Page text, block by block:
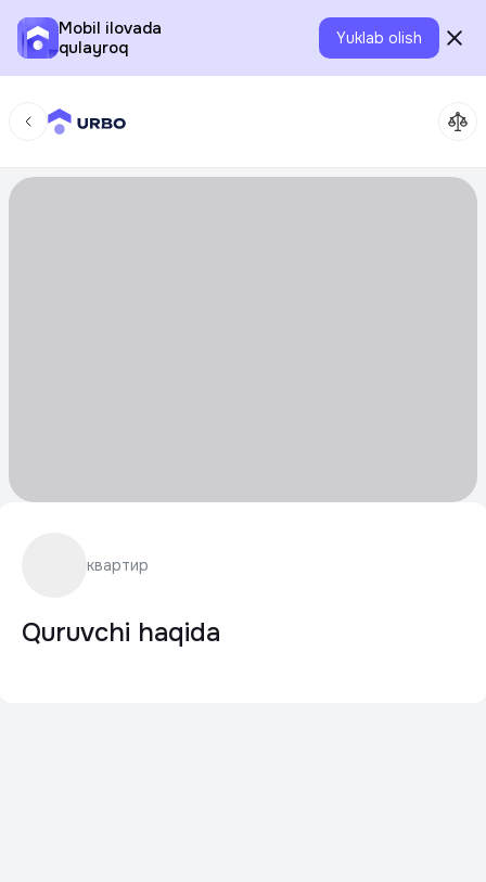
Mobil ilovada
qulayroq
Yuklab olish
квартир
Quruvchi haqida